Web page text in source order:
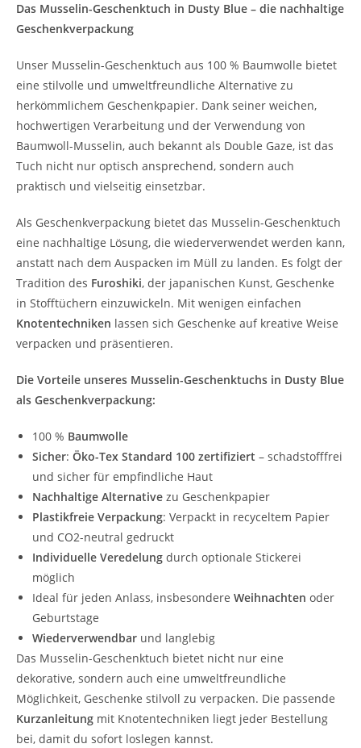
Das Musselin-Geschenktuch in Dusty Blue – die nachhaltige
Geschenkverpackung
Unser Musselin-Geschenktuch aus 100 % Baumwolle bietet
eine stilvolle und umweltfreundliche Alternative zu
herkömmlichem Geschenkpapier. Dank seiner weichen,
hochwertigen Verarbeitung und der Verwendung von
Baumwoll-Musselin, auch bekannt als Double Gaze, ist das
Tuch nicht nur optisch ansprechend, sondern auch
praktisch und vielseitig einsetzbar.
Als Geschenkverpackung bietet das Musselin-Geschenktuch
eine nachhaltige Lösung, die wiederverwendet werden kann,
anstatt nach dem Auspacken im Müll zu landen. Es folgt der
Tradition des Furoshiki, der japanischen Kunst, Geschenke
in Stofftüchern einzuwickeln. Mit wenigen einfachen
Knotentechniken lassen sich Geschenke auf kreative Weise
verpacken und präsentieren.
Die Vorteile unseres Musselin-Geschenktuchs in Dusty Blue
als Geschenkverpackung:
100 % Baumwolle
Sicher: Öko-Tex Standard 100 zertifiziert – schadstofffrei
und sicher für empfindliche Haut
Nachhaltige Alternative zu Geschenkpapier
Plastikfreie Verpackung: Verpackt in recyceltem Papier
und CO2-neutral gedruckt
Individuelle Veredelung durch optionale Stickerei
möglich
Ideal für jeden Anlass, insbesondere Weihnachten oder
Geburtstage
Wiederverwendbar und langlebig
Das Musselin-Geschenktuch bietet nicht nur eine
dekorative, sondern auch eine umweltfreundliche
Möglichkeit, Geschenke stilvoll zu verpacken. Die passende
Kurzanleitung mit Knotentechniken liegt jeder Bestellung
bei, damit du sofort loslegen kannst.